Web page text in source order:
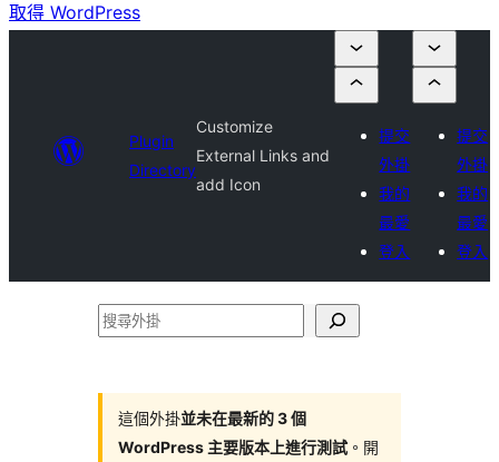
取得 WordPress
Plugin
Directory
Customize
External Links and
add Icon
提交
外掛
我的
最愛
登入
提交
外掛
我的
最愛
登入
搜
這個外掛並未在最新的 3 個
WordPress 主要版本上進行測試 。開